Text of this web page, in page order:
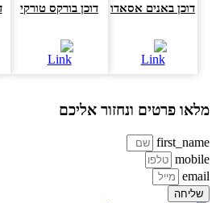
דוכן באנים אסאדו דוכן בורקס טורקי
פרטים ונחזור אליכם
שליחה